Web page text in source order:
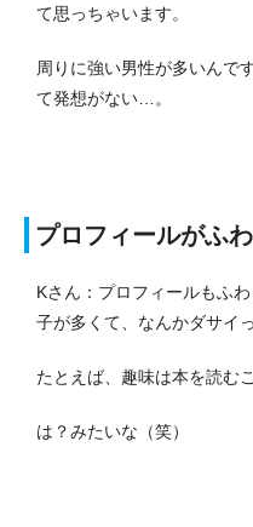
て思っちゃいます。
周りに強い男性が多いんで
て発想がない…。
プロフィールがふ
Kさん：プロフィールもふ
子が多くて、なんかダサイ
たとえば、趣味は本を読む
は？みたいな（笑）